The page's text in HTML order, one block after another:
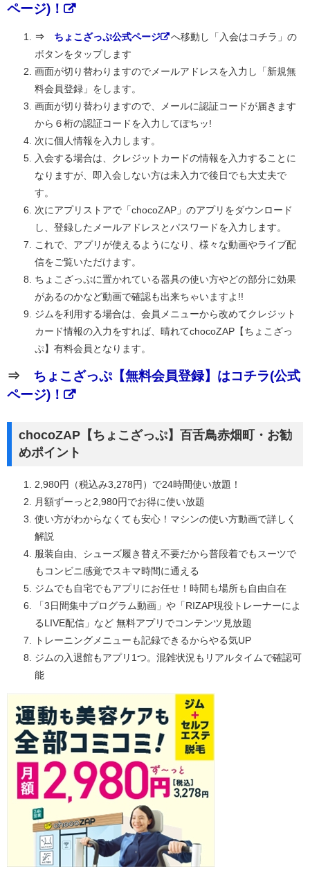
ページ)！
⇒ ちょこざっぷ公式ページ
へ移動し「入会はコチラ」の
ボタンをタップします
画面が切り替わりますのでメールアドレスを入力し「新規無
料会員登録」をします。
画面が切り替わりますので、メールに認証コードが届きます
から６桁の認証コードを入力してぽちッ!
次に個人情報を入力します。
入会する場合は、クレジットカードの情報を入力することに
なりますが、即入会しない方は未入力で後日でも大丈夫で
す。
次にアプリストアで「chocoZAP」のアプリをダウンロード
し、登録したメールアドレスとパスワードを入力します。
これで、アプリが使えるようになり、様々な動画やライブ配
信をご覧いただけます。
ちょこざっぷに置かれている器具の使い方やどの部分に効果
があるのかなど動画で確認も出来ちゃいますよ!!
ジムを利用する場合は、会員メニューから改めてクレジット
カード情報の入力をすれば、晴れてchocoZAP【ちょこざっ
ぷ】有料会員となります。
⇒ ちょこざっぷ【無料会員登録】はコチラ(公式
ページ)！
chocoZAP【ちょこざっぷ】百舌鳥赤畑町・お勧
めポイント
2,980円（税込み3,278円）で24時間使い放題！
月額ずーっと2,980円でお得に使い放題
使い方がわからなくても安心！マシンの使い方動画で詳しく
解説
服装自由、シューズ履き替え不要だから普段着でもスーツで
もコンビニ感覚でスキマ時間に通える
ジムでも自宅でもアプリにお任せ！時間も場所も自由自在
「3日間集中プログラム動画」や「RIZAP現役トレーナーによ
るLIVE配信」など 無料アプリでコンテンツ見放題
トレーニングメニューも記録できるからやる気UP
ジムの入退館もアプリ1つ。混雑状況もリアルタイムで確認可
能